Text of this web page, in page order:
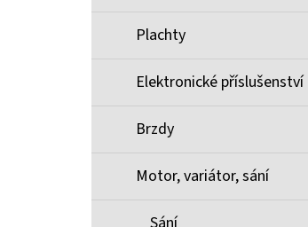
Plachty
Elektronické příslušenství
Brzdy
Motor, variátor, sání